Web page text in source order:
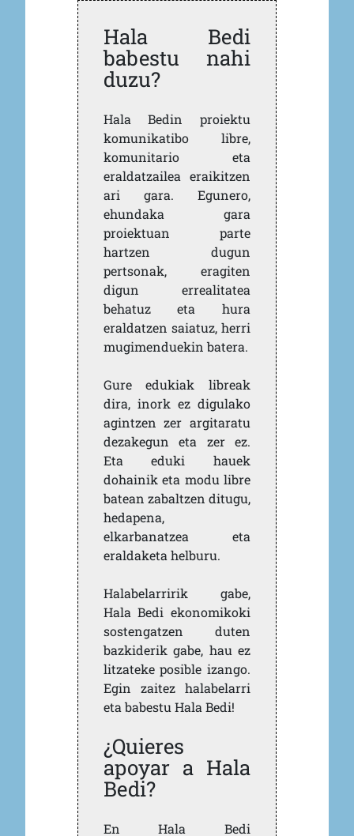
Hala Bedi
babestu nahi
duzu?
Hala Bedin proiektu
komunikatibo libre,
komunitario eta
eraldatzailea eraikitzen
ari gara. Egunero,
ehundaka gara
proiektuan parte
hartzen dugun
pertsonak, eragiten
digun errealitatea
behatuz eta hura
eraldatzen saiatuz, herri
mugimenduekin batera.
Gure edukiak libreak
dira, inork ez digulako
agintzen zer argitaratu
dezakegun eta zer ez.
Eta eduki hauek
dohainik eta modu libre
batean zabaltzen ditugu,
hedapena,
elkarbanatzea eta
eraldaketa helburu.
Halabelarririk gabe,
Hala Bedi ekonomikoki
sostengatzen duten
bazkiderik gabe, hau ez
litzateke posible izango.
Egin zaitez halabelarri
eta babestu Hala Bedi!
¿Quieres
apoyar a Hala
Bedi?
En Hala Bedi